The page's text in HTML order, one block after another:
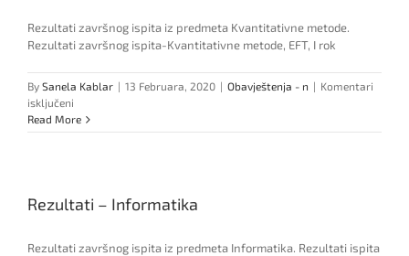
Rezultati završnog ispita iz predmeta Kvantitativne metode.
Rezultati završnog ispita-Kvantitativne metode, EFT, I rok
By Sanela Kablar | 13 Februara, 2020 | Obavještenja - n | Komentari
isključeni
Rezultati
–
Read More
Rezultati – Informatika
Rezultati završnog ispita iz predmeta Informatika. Rezultati ispita